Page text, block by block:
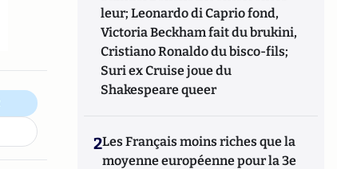
leur; Leonardo di Caprio fond,
Victoria Beckham fait du brukini,
Cristiano Ronaldo du bisco-fils;
Suri ex Cruise joue du
Shakespeare queer
2Les Français moins riches que la
moyenne européenne pour la 3e